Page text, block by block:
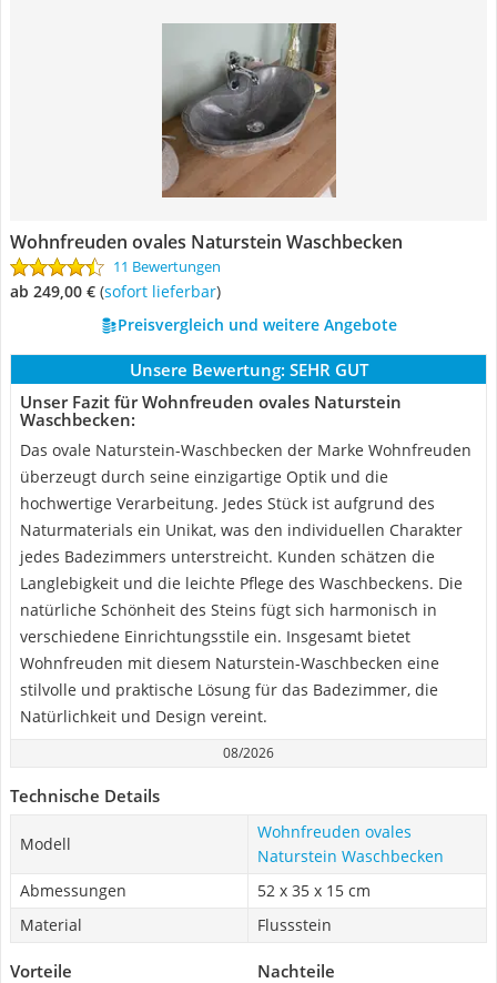
Wohnfreuden ovales Naturstein Waschbecken
11 Bewertungen
ab 249,00 € ( Sofort lieferbar)
Preisvergleich und weitere Angebote
Unsere Bewertung: SEHR GUT
Unser Fazit für Wohnfreuden ovales Naturstein
Waschbecken:
Das ovale Naturstein-Waschbecken der Marke Wohnfreuden
überzeugt durch seine einzigartige Optik und die
hochwertige Verarbeitung. Jedes Stück ist aufgrund des
Naturmaterials ein Unikat, was den individuellen Charakter
jedes Badezimmers unterstreicht. Kunden schätzen die
Langlebigkeit und die leichte Pflege des Waschbeckens. Die
natürliche Schönheit des Steins fügt sich harmonisch in
verschiedene Einrichtungsstile ein. Insgesamt bietet
Wohnfreuden mit diesem Naturstein-Waschbecken eine
stilvolle und praktische Lösung für das Badezimmer, die
Natürlichkeit und Design vereint.
08/2026
Technische Details
Modell
Wohnfreuden ovales
Naturstein Waschbecken
Abmessungen
52 x 35 x 15 cm
Material
Flussstein
Vorteile Nachteile